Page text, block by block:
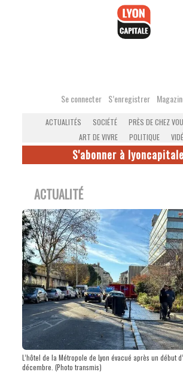
Se connecter S’enregistrer
ACTUALITÉS SOCIÉTÉ PRÈS DE CHEZ
ART DE VIVRE
POLITIQUE
S'abonner à
ACTUALITÉ
L’hôtel de la Métropole de Lyon évacué après un début
décembre. (Photo transmis)